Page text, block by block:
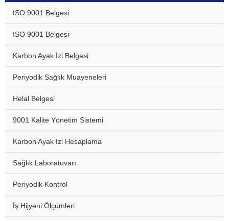
ISO 9001 Belgesi
ISO 9001 Belgesi
Karbon Ayak İzi Belgesi
Periyodik Sağlık Muayeneleri
Helal Belgesi
9001 Kalite Yönetim Sistemi
Karbon Ayak Izi Hesaplama
Sağlık Laboratuvarı
Periyodik Kontrol
İş Hijyeni Ölçümleri